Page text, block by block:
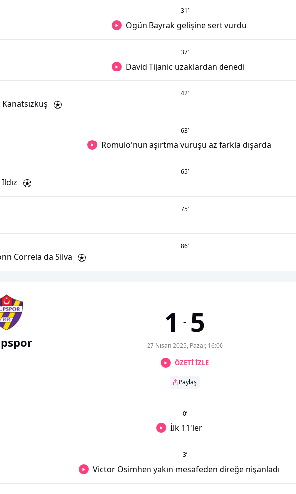
31’
Ogün Bayrak gelişine sert vurdu
37’
David Tijanic uzaklardan denedi
42’
63’
Romulo'nun aşırtma vuruşu az farkla dışarda
65’
75’
86’
Correia da Silva
1 - 5
27 Nisan 2025, Pazar, 16:00
ÖZETİ İZLE
Paylaş
0’
İlk 11'ler
3’
Victor Osimhen yakın mesafeden direğe nişanladı